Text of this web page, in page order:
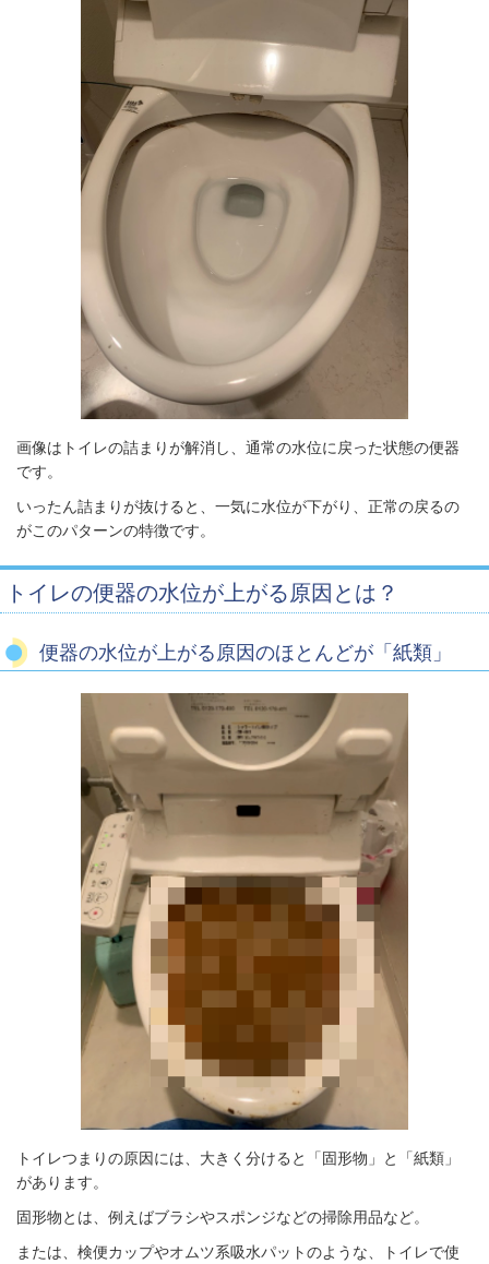
画像はトイレの詰まりが解消し、通常の水位に戻った状態の便器
です。
いったん詰まりが抜けると、一気に水位が下がり、正常の戻るの
がこのパターンの特徴です。
トイレの便器の水位が上がる原因とは？
便器の水位が上がる原因のほとんどが「紙類」
トイレつまりの原因には、大きく分けると「固形物」と「紙類」
があります。
固形物とは、例えばブラシやスポンジなどの掃除用品など。
または、検便カップやオムツ系吸水パットのような、トイレで使